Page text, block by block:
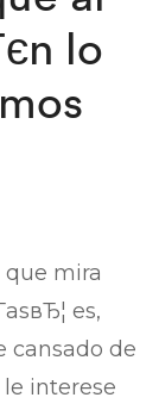
lo
mira
es,
cansado de
interese